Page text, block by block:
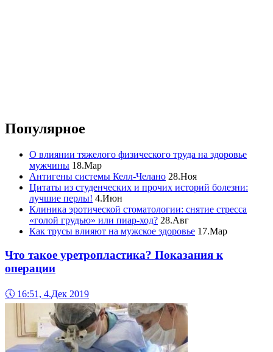
Популярное
О влиянии тяжелого физического труда на здоровье
мужчины 18.Мар
Антигены системы Келл-Челано 28.Ноя
Цитаты из студенческих и прочих историй болезни:
лучшие перлы! 4.Июн
Клиника эротической стоматологии: снятие стресса
«голой грудью» или пиар-ход? 28.Авг
Как трусы влияют на мужское здоровье 17.Мар
Что такое уретропластика? Показания к
операции
🕔 16:51, 4.Дек 2019